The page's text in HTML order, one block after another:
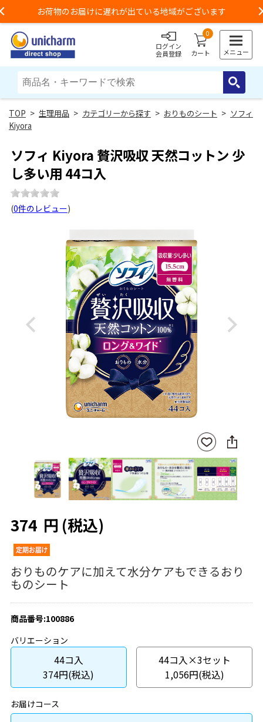
お荷物のお届けに遅れが出ている地域がございます
ログイン
会員登録
0
カート メニュー
> 生理用品 > カテゴリーから探す > おりものシート > ソフィ
Kiyora
ソフィ Kiyora 贅沢吸収 天然コットン 少
し多い用 44コ入
(0件のレビュー)
Previous Next
お気
に入
りに
登録
SNS
に
シ
ェ
ア
374 円 (税込)
おりものケアに加えて水分ケアもできるおり
ものシート
商品番号:100886
バリエーション
44コ入
374円(税込)
44コ入×3セット
1,056円(税込)
お届けコース